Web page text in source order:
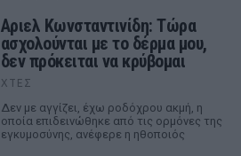
Αριελ Κωνσταντινίδη: Τώρα
ασχολούνται με το δέρμα μου,
δεν πρόκειται να κρύβομαι
ΧΤΕΣ
Δεν με αγγίζει, έχω ροδόχρου ακμή, η
οποία επιδεινώθηκε από τις ορμόνες της
εγκυμοσύνης, ανέφερε η ηθοποιός